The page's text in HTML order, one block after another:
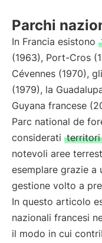
Parchi
In Francia esistono
(1963), Port-Cros
Cévennes (1970),
(1979), la
Guyana francese
Parc national de
considerati territori
notevoli aree
esemplare grazie a
gestione volto a
In questo articolo
nazionali francesi
il modo in cui